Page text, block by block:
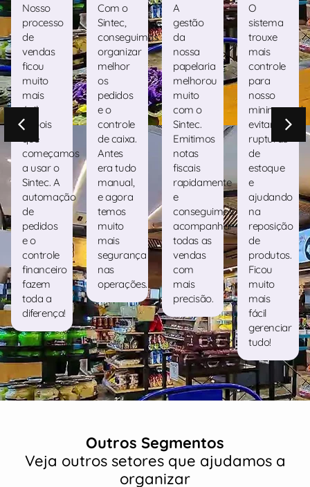
Nosso
processo
de
vendas
ficou
muito
mais
ágil
depois
que
começamos
a usar o
Sintec. A
automação
de
pedidos
e o
controle
financeiro
fazem
toda a
diferença!
Com o
Sintec,
conseguimos
organizar
melhor
os
pedidos
e o
controle
de caixa.
Antes
era tudo
manual,
e agora
temos
muito
mais
segurança
nas
operações.
A
gestão
da
nossa
papelaria
melhorou
muito
com o
Sintec.
Emitimos
notas
fiscais
rapidamente
e
conseguimos
acompanhar
todas as
vendas
com
mais
precisão.
O
sistema
trouxe
mais
controle
para
nosso
evitando
rupturas
de
estoque
e
ajudando
na
reposição
de
produtos.
Ficou
muito
mais
fácil
gerenciar
tudo!
Outros Segmentos
Veja outros setores que ajudamos a
organizar